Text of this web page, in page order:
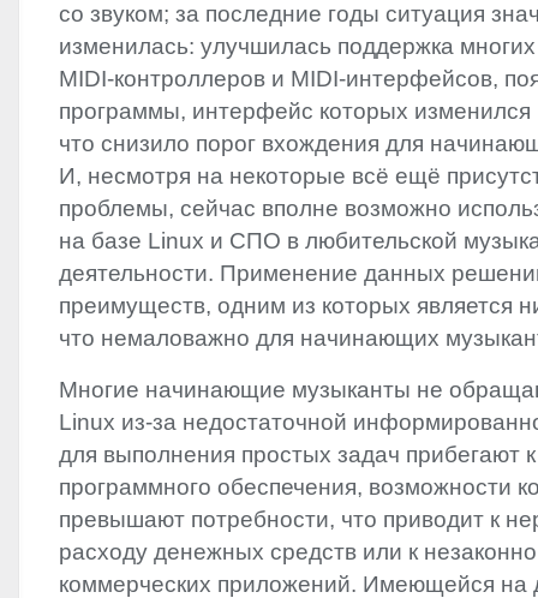
со звуком; за последние годы ситуация
изменилась: улучшилась поддержка многих
MIDI-контроллеров и MIDI-интерфейсов,
программы, интерфейс которых изменился
что снизило порог вхождения для
И, несмотря на некоторые всё ещё
проблемы, сейчас вполне возможно
на базе Linux и СПО в любительской
деятельности. Применение данных
преимуществ, одним из которых является
что немаловажно для начинающих
Многие начинающие музыканты не
Linux из-за недостаточной
для выполнения простых задач прибегают
программного обеспечения, возможности
превышают потребности, что приводит к
расходу денежных средств или к
коммерческих приложений. Имеющейся на